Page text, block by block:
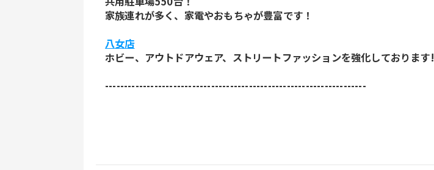
家族連れが多く、家電やおもちゃが豊富です！
八女店
ホビー、アウトドアウェア、ストリートファッションを強化しております!
---------------------------------------------------------------------